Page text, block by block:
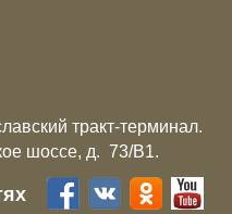
тракт-терминал.
шоссе, д. 73/B1.